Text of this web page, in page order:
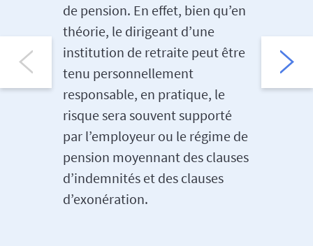
de pension. En effet, bien qu’en
théorie, le dirigeant d’une
institution de retraite peut être
tenu personnellement
responsable, en pratique, le
risque sera souvent supporté
par l’employeur ou le régime de
pension moyennant des clauses
d’indemnités et des clauses
d’exonération.
des